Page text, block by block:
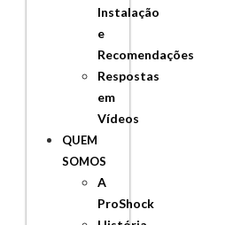
Instalação
e
Recomendações
Respostas
em
Vídeos
QUEM
SOMOS
A
ProShock